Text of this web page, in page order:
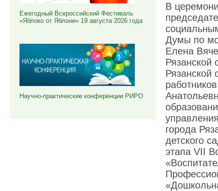
Ежегодный Всероссийский Фестиваль
«Яблоко от Яблони» 19 августа 2026 года
Научно-практические конференции РИРО
В
Думы по
Елена
Рязанской
Рязанской
города
детского
этапа VII